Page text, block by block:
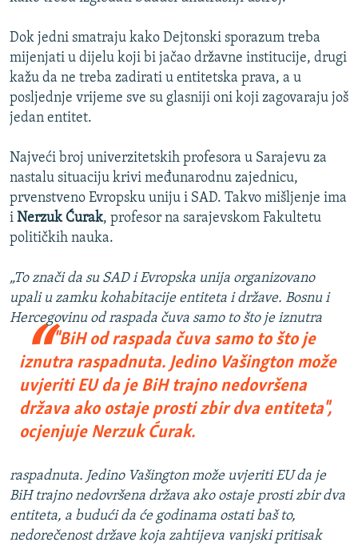
Dok jedni smatraju kako Dejtonski sporazum treba
mijenjati u dijelu koji bi jačao državne institucije, drugi
kažu da ne treba zadirati u entitetska prava, a u
posljednje vrijeme sve su glasniji oni koji zagovaraju još
jedan entitet.
Najveći broj univerzitetskih profesora u Sarajevu za
nastalu situaciju krivi međunarodnu zajednicu,
prvenstveno Evropsku uniju i SAD. Takvo mišljenje ima
i Nerzuk Ćurak, profesor na sarajevskom Fakultetu
političkih nauka.
„To znači da su SAD i Evropska unija organizovano
upali u zamku kohabitacije entiteta i države. Bosnu i
Hercegovinu od raspada
"BiH od raspada čuva samo to što je
iznutra raspadnuta. Jedino Vašington može
uvjeriti EU da je BiH trajno nedovršena
država ako ostaje prosti zbir dva entiteta",
ocjenjuje Nerzuk Ćurak.
čuva samo to što je iznutra
raspadnuta. Jedino Vašington može uvjeriti EU da je
BiH trajno nedovršena država ako ostaje prosti zbir dva
entiteta, a budući da će godinama ostati baš to,
nedorečenost države koja zahtijeva vanjski pritisak